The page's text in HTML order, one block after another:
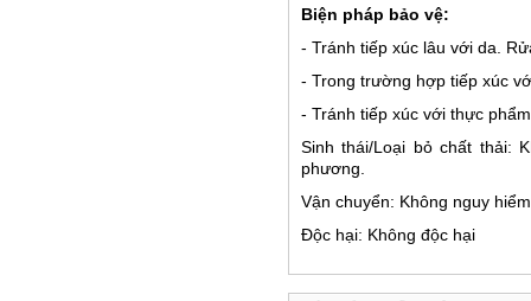
Biện pháp bảo vệ:
- Tránh tiếp xúc lâu với da.
- Trong trường hợp tiếp xúc
- Tránh tiếp xúc với thực
Sinh thái/Loại bỏ chất thải:
phương.
Vận chuyển: Không nguy
Độc hại: Không độc hại